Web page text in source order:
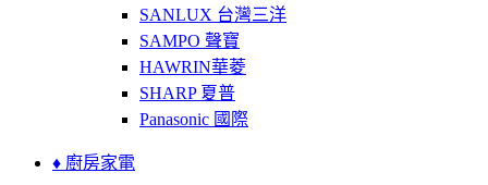
SANLUX 台灣三洋
SAMPO 聲寶
HAWRIN華菱
SHARP 夏普
Panasonic 國際
♦ 廚房家電